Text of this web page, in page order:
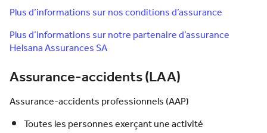
Plus d’informations sur nos conditions d’assurance
Plus d’informations sur notre partenaire d’assurance
Helsana Assurances SA
Assurance-accidents (LAA)
Assurance-accidents professionnels (AAP)
Toutes les personnes exerçant une activité